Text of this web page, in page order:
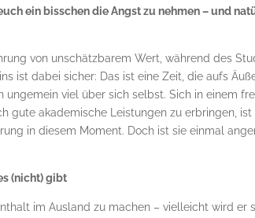
ein bisschen die Angst zu nehmen – und
von unschätzbarem Wert, während des
ist dabei sicher: Das ist eine Zeit, die aufs
ungemein viel über sich selbst. Sich in einem
gute akademische Leistungen zu erbringen,
in diesem Moment. Doch ist sie einmal
(nicht) gibt
im Ausland zu machen – vielleicht wird er